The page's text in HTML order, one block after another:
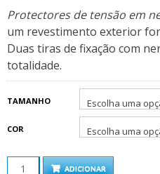
Protectores de tensão em
um revestimento exterior
Duas tiras de fixação com
totalidade.
TAMANHO
COR
QUANTIDADE
ADICIONAR